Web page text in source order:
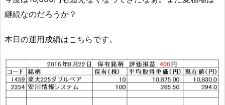
継続なのだろうか？
本日の運用成績はこちらです。